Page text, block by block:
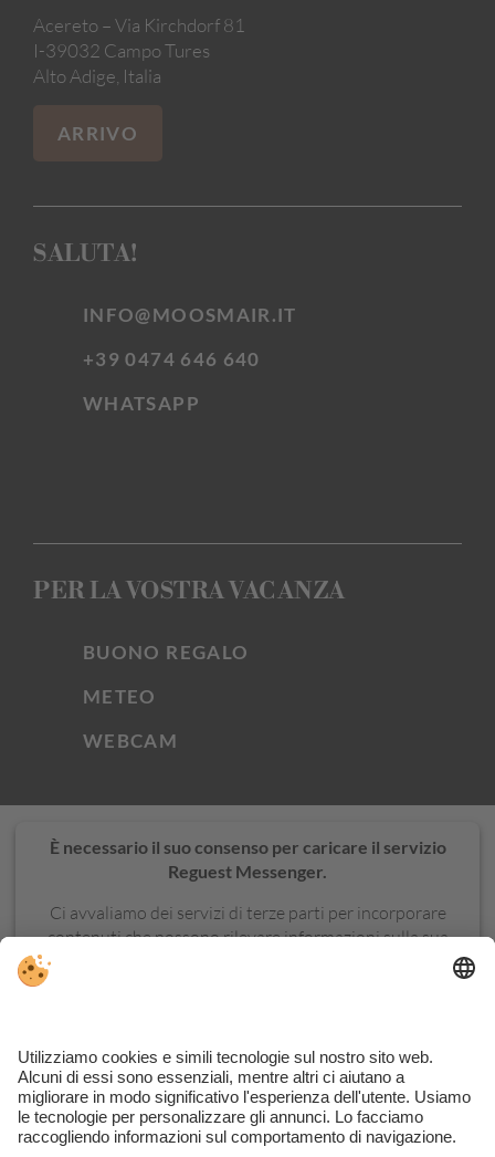
Acereto – Via Kirchdorf 81
I-39032 Campo Tures
Alto Adige, Italia
ARRIVO
SALUTA!
INFO@MOOSMAIR.IT
+39 0474 646 640
WHATSAPP
PER LA VOSTRA VACANZA
BUONO REGALO
METEO
WEBCAM
È necessario il suo consenso per caricare il servizio
Reguest Messenger.
Ci avvaliamo dei servizi di terze parti per incorporare
contenuti che possono rilevare informazioni sulla sua
accettare il servizio per visualizzare questo contenuto.
INFORMAZIONI